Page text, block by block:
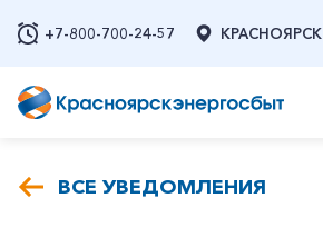
+7-800-700-24-57 КРАСНОЯРСК
ВСЕ УВЕДОМЛЕНИЯ